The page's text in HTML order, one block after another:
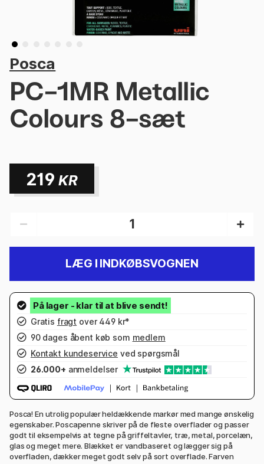
Posca
PC-1MR Metallic
Colours 8-sæt
219 KR
LÆG I INDKØBSVOGNEN
Gratis fragt over 449 kr*
90 dages åbent køb som medlem
Kontakt kundeservice ved spørgsmål
26.000+ anmeldelser
Posca! En utrolig populær heldækkende markør med mange ønskelig
egenskaber. Poscapenne skriver på de fleste overflader og passer
godt til eksempelvis at tegne på griffeltavler, træ, metal, porcelæn,
glas og meget mere. Blækket er vandbaseret og lægger sig på
overfladen, dækker meget godt selv på sort overflade. Farven